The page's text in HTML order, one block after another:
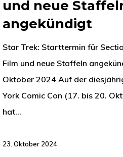
und neue
angekündigt
Star Trek: Starttermin für
Film und neue Staffeln
Oktober 2024 Auf der
York Comic Con (17. bis 20.
hat…
23. Oktober 2024